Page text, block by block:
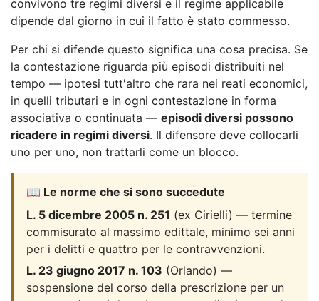
convivono tre regimi diversi e il regime applicabile
dipende dal giorno in cui il fatto è stato commesso.
Per chi si difende questo significa una cosa precisa. Se
la contestazione riguarda più episodi distribuiti nel
tempo — ipotesi tutt'altro che rara nei reati economici,
in quelli tributari e in ogni contestazione in forma
associativa o continuata — episodi diversi possono
ricadere in regimi diversi. Il difensore deve collocarli
uno per uno, non trattarli come un blocco.
📖 Le norme che si sono succedute
L. 5 dicembre 2005 n. 251 (ex Cirielli) — termine
commisurato al massimo edittale, minimo sei anni
per i delitti e quattro per le contravvenzioni.
L. 23 giugno 2017 n. 103 (Orlando) —
sospensione del corso della prescrizione per un